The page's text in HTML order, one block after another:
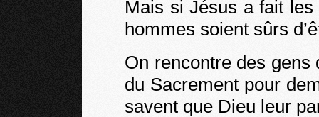
Mais si Jésus a fait les
hommes soient sûrs
On rencontre des gens
du Sacrement pour
savent que Dieu leur